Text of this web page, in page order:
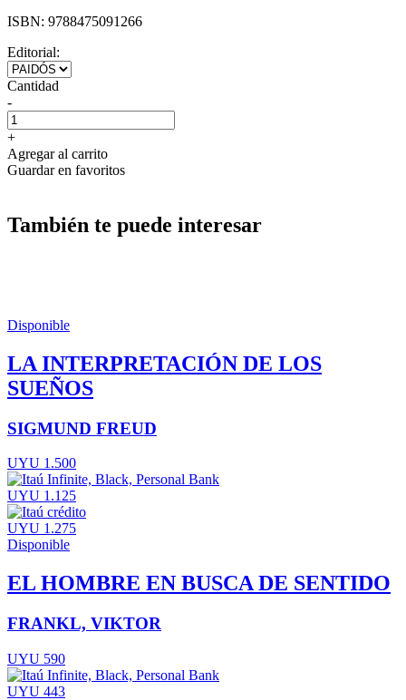
ISBN: 9788475091266
Editorial:
Cantidad
-
+
Agregar al carrito
Guardar en favoritos
También te puede interesar
Disponible
LA INTERPRETACIÓN DE LOS
SUEÑOS
SIGMUND FREUD
UYU 1.500
UYU 1.125
UYU 1.275
Disponible
EL HOMBRE EN BUSCA DE SENTIDO
FRANKL, VIKTOR
UYU 590
UYU 443